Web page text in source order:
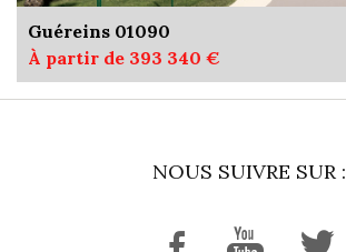
Guéreins 01090
À partir de 393 340 €
NOUS SUIVRE SUR :